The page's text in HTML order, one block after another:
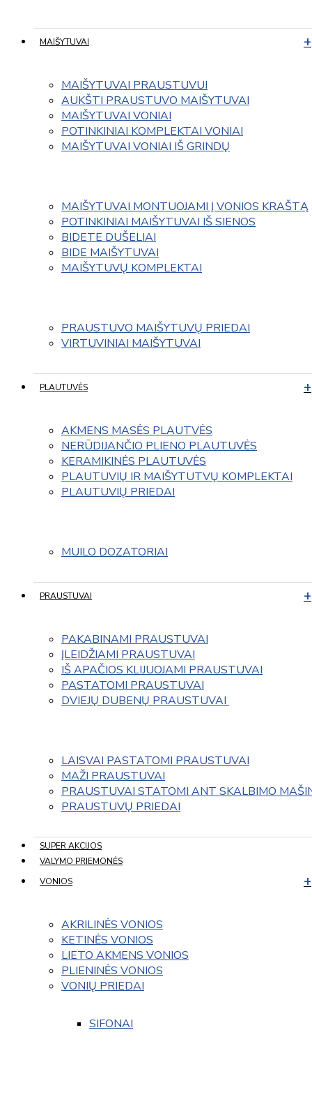
MAIŠYTUVAI
MAIŠYTUVAI PRAUSTUVUI
AUKŠTI PRAUSTUVO MAIŠYTUVAI
MAIŠYTUVAI VONIAI
POTINKINIAI KOMPLEKTAI VONIAI
MAIŠYTUVAI VONIAI IŠ GRINDŲ
MAIŠYTUVAI MONTUOJAMI Į VONIOS KRAŠTĄ
POTINKINIAI MAIŠYTUVAI IŠ SIENOS
BIDETE DUŠELIAI
BIDE MAIŠYTUVAI
MAIŠYTUVŲ KOMPLEKTAI
PRAUSTUVO MAIŠYTUVŲ PRIEDAI
VIRTUVINIAI MAIŠYTUVAI
PLAUTUVĖS
AKMENS MASĖS PLAUTVĖS
NERŪDIJANČIO PLIENO PLAUTUVĖS
KERAMIKINĖS PLAUTUVĖS
PLAUTUVIŲ IR MAIŠYTUTVŲ KOMPLEKTAI
PLAUTUVIŲ PRIEDAI
MUILO DOZATORIAI
PRAUSTUVAI
PAKABINAMI PRAUSTUVAI
ĮLEIDŽIAMI PRAUSTUVAI
IŠ APAČIOS KLIJUOJAMI PRAUSTUVAI
PASTATOMI PRAUSTUVAI
DVIEJŲ DUBENŲ PRAUSTUVAI
LAISVAI PASTATOMI PRAUSTUVAI
MAŽI PRAUSTUVAI
PRAUSTUVAI STATOMI ANT SKALBIMO
PRAUSTUVŲ PRIEDAI
SUPER AKCIJOS
VALYMO PRIEMONĖS
VONIOS
AKRILINĖS VONIOS
KETINĖS VONIOS
LIETO AKMENS VONIOS
PLIENINĖS VONIOS
VONIŲ PRIEDAI
SIFONAI